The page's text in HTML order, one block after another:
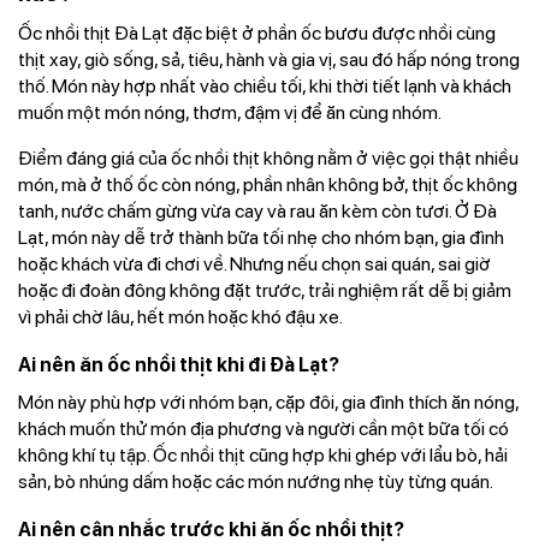
Ốc nhồi thịt Đà Lạt đặc biệt ở phần ốc bươu được nhồi cùng
thịt xay, giò sống, sả, tiêu, hành và gia vị, sau đó hấp nóng trong
thố. Món này hợp nhất vào chiều tối, khi thời tiết lạnh và khách
muốn một món nóng, thơm, đậm vị để ăn cùng nhóm.
Điểm đáng giá của ốc nhồi thịt không nằm ở việc gọi thật nhiều
món, mà ở thố ốc còn nóng, phần nhân không bở, thịt ốc không
tanh, nước chấm gừng vừa cay và rau ăn kèm còn tươi. Ở Đà
Lạt, món này dễ trở thành bữa tối nhẹ cho nhóm bạn, gia đình
hoặc khách vừa đi chơi về. Nhưng nếu chọn sai quán, sai giờ
hoặc đi đoàn đông không đặt trước, trải nghiệm rất dễ bị giảm
vì phải chờ lâu, hết món hoặc khó đậu xe.
Ai nên ăn ốc nhồi thịt khi đi Đà Lạt?
Món này phù hợp với nhóm bạn, cặp đôi, gia đình thích ăn nóng,
khách muốn thử món địa phương và người cần một bữa tối có
không khí tụ tập. Ốc nhồi thịt cũng hợp khi ghép với lẩu bò, hải
sản, bò nhúng dấm hoặc các món nướng nhẹ tùy từng quán.
Ai nên cân nhắc trước khi ăn ốc nhồi thịt?